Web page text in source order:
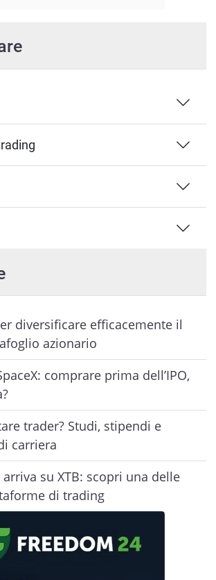
diversificare efficacemente il
azionario
comprare prima dell’IPO,
trader? Studi, stipendi e
carriera
su XTB: scopri una delle
di trading